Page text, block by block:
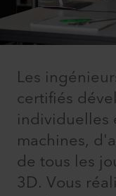
Les
certifiés
individuelles
machines,
de tous les
3D. Vous